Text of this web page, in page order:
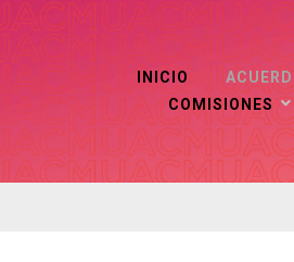
INICIO
COMISIONES